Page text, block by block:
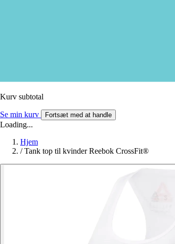
Kurv subtotal
Se min kurv Fortsæt med at handle
Loading...
Hjem
/ Tank top til kvinder Reebok CrossFit®